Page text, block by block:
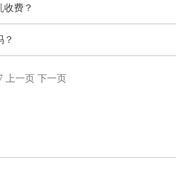
收费？
？
上一页 下一页